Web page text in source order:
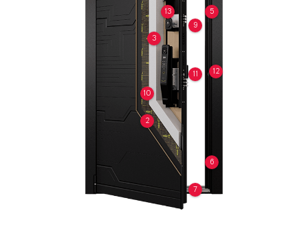
2
3
5
6
7
9
10
11 12
13